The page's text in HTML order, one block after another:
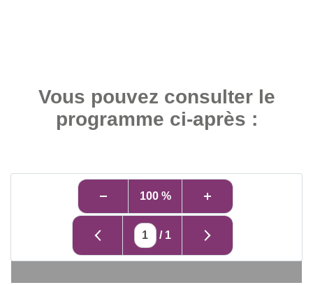
Vous pouvez consulter le
programme ci-après :
100 %
/ 1